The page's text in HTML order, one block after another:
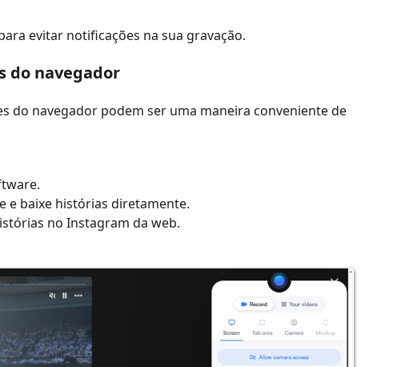
evitar notificações na sua gravação.
do navegador
do navegador podem ser uma maneira conveniente de
e baixe histórias diretamente.
no Instagram da web.